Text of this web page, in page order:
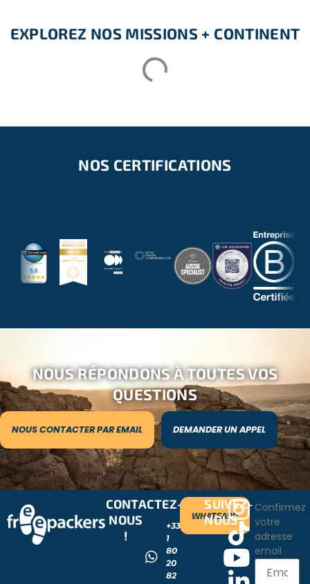
EXPLOREZ NOS MISSIONS + CONTINENT
NOS CERTIFICATIONS
NOUS RÉPONDONS À TOUTES VOS
QUESTIONS
NOUS CONTACTER PAR EMAIL DEMANDER UN APPEL
CONTACTEZ-
NOUS
!
+33
1
80
20
82
WHATSAPP
SUIVEZ-
NOUS
Confirmez
votre
adresse
email